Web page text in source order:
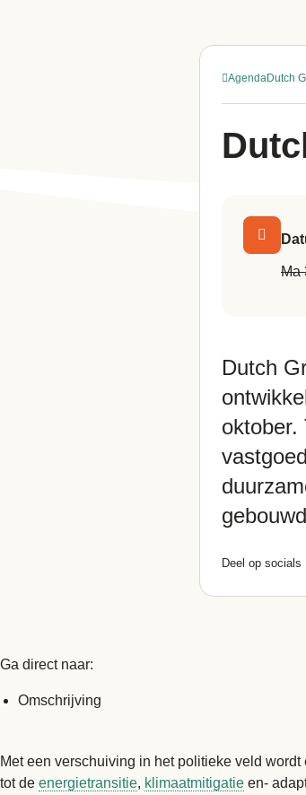
AgendaDutch
Dutch
oktober.
Deel op socials
Ga direct naar:
Omschrijving
Met een verschuiving in het politieke veld
tot de energietransitie, klimaatmitigatie en-